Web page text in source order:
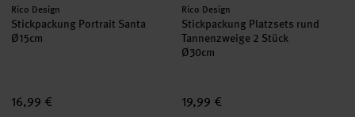
Hersteller:
Rico Design
Stickpackung Portrait Santa
Ø15cm
16,99 €
Hersteller:
Rico Design
Stickpackung Platzsets rund
Tannenzweige 2 Stück
Ø30cm
19,99 €